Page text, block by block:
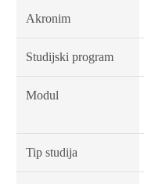
Akronim
Studijski program
Modul
Tip studija